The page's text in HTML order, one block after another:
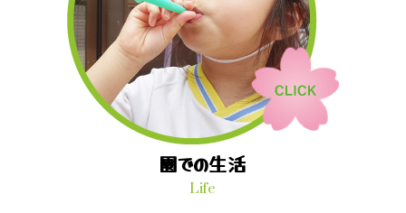
園での生活
Life